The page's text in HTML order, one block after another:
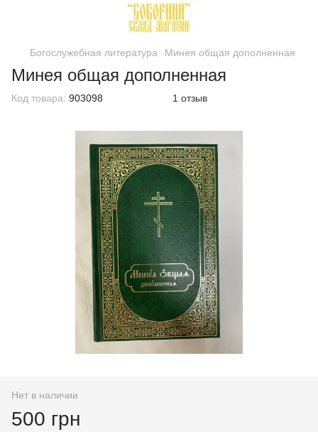
Богослужебная литература Минея общая дополненная
Минея общая дополненная
Код товара: 903098 1 отзыв
Нет в наличии
500 грн